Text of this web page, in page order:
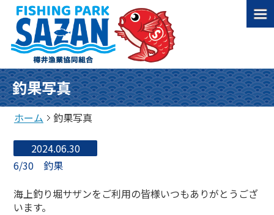
釣果写真
ホーム 釣果写真
2024.06.30
6/30 釣果
海上釣り堀サザンをご利用の皆様いつもありがとうござ
います。